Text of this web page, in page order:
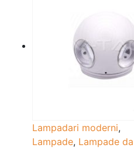
Lampadari moderni,
Lampade, Lampade da